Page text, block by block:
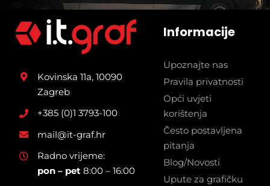
Kovinska 11a, 10090
Zagreb
+385 (0)1 3793-100
mail@it-graf.hr
Radno vrijeme:
pon – pet 8:00 – 16:00
Informacije
Upoznajte nas
Pravila privatnosti
Opći uvjeti
korištenja
Često postavljena
pitanja
Blog/Novosti
Upute za grafičku